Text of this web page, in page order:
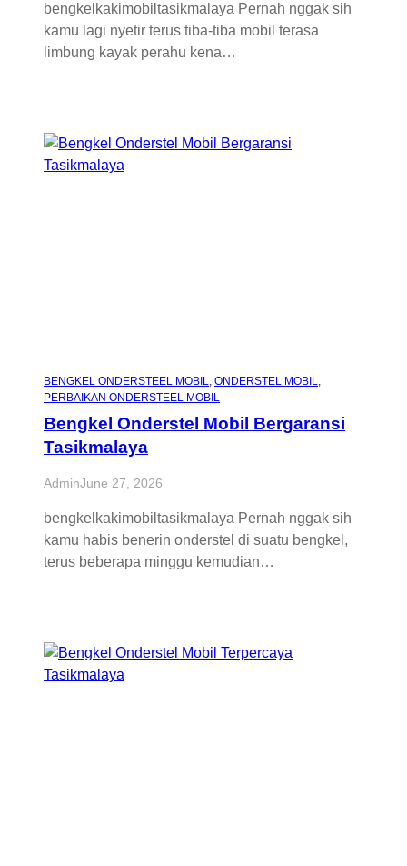
bengkelkakimobiltasikmalaya Pernah nggak sih
kamu lagi nyetir terus tiba-tiba mobil terasa
limbung kayak perahu kena…
BENGKEL ONDERSTEEL MOBIL, ONDERSTEL MOBIL
PERBAIKAN ONDERSTEEL MOBIL
Bengkel Onderstel Mobil Bergaransi
Tasikmalaya
AdminJune 27, 2026
bengkelkakimobiltasikmalaya Pernah nggak sih
kamu habis benerin onderstel di suatu bengkel,
terus beberapa minggu kemudian…